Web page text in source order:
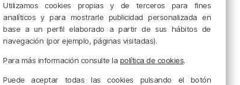
Utilizamos cookies propias y de terceros para fines
analíticos y para mostrarle publicidad personalizada en
base a un perfil elaborado a partir de sus hábitos de
navegación (por ejemplo, páginas visitadas).
Para más información consulte la política de cookies.
Puede aceptar todas las cookies pulsando el botón